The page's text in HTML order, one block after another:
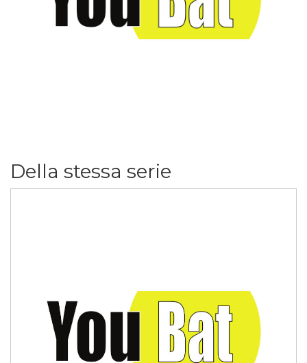
Della stessa serie